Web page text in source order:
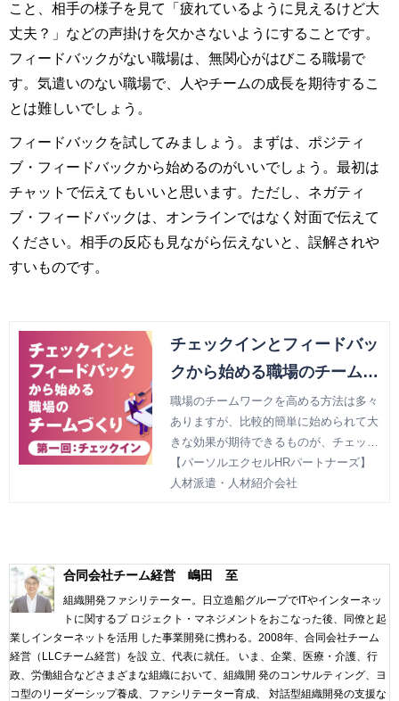
こと、相手の様子を見て「疲れているように見えるけど大
丈夫？」などの声掛けを欠かさないようにすることです。
フィードバックがない職場は、無関心がはびこる職場で
す。気遣いのない職場で、人やチームの成長を期待するこ
とは難しいでしょう。
フィードバックを試してみましょう。まずは、ポジティ
ブ・フィードバックから始めるのがいいでしょう。最初は
チャットで伝えてもいいと思います。ただし、ネガティ
ブ・フィードバックは、オンラインではなく対面で伝えて
ください。相手の反応も見ながら伝えないと、誤解されや
すいものです。
チェックインとフィードバッ
クから始める職場のチームづ
くり （その１）チェックイ
ン
職場のチームワークを高める方法は多々
ありますが、比較的簡単に始められて大
きな効果が期待できるものが、チェック
インとフィードバックです。チェックイ
ンとフィードバックについて、２回にわ
【パーソルエクセルHRパートナーズ】
人材派遣・人材紹介会社
合同会社チーム経営 嶋田 至
組織開発ファシリテーター。日立造船グループでITやインターネッ
トに関するプ ロジェクト・マネジメントをおこなった後、同僚と起
業しインターネットを活用 した事業開発に携わる。2008年、合同会社チーム
経営（LLCチーム経営）を設 立、代表に就任。 いま、企業、医療・介護、行
政、労働組合などさまざまな組織において、組織開 発のコンサルティング、ヨ
コ型のリーダーシップ養成、ファシリテーター育成、 対話型組織開発の支援な